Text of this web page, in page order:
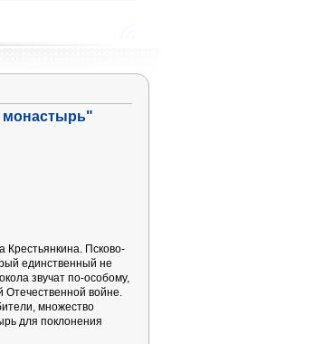
монастырь"
Псково-
единственный не
звучат по-особому,
Отечественной войне.
множество
для поклонения